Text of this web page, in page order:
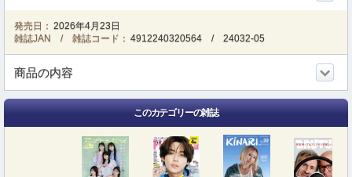
発売日： 2026年4月23日
雑誌JAN / 雑誌コード： 4912240320564 /24032-05
商品の内容
このカテゴリーの雑誌